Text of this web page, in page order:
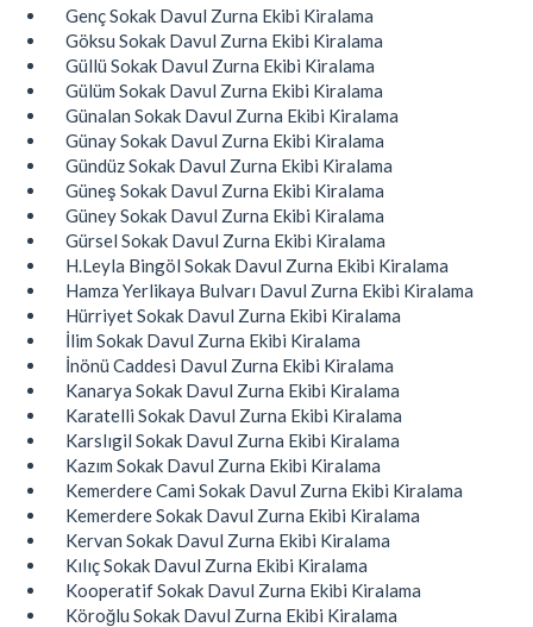
Genç Sokak Davul Zurna Ekibi Kiralama
Göksu Sokak Davul Zurna Ekibi Kiralama
Güllü Sokak Davul Zurna Ekibi Kiralama
Gülüm Sokak Davul Zurna Ekibi Kiralama
Günalan Sokak Davul Zurna Ekibi Kiralama
Günay Sokak Davul Zurna Ekibi Kiralama
Gündüz Sokak Davul Zurna Ekibi Kiralama
Güneş Sokak Davul Zurna Ekibi Kiralama
Güney Sokak Davul Zurna Ekibi Kiralama
Gürsel Sokak Davul Zurna Ekibi Kiralama
H.Leyla Bingöl Sokak Davul Zurna Ekibi Kiralama
Hamza Yerlikaya Bulvarı Davul Zurna Ekibi Kiralama
Hürriyet Sokak Davul Zurna Ekibi Kiralama
İlim Sokak Davul Zurna Ekibi Kiralama
İnönü Caddesi Davul Zurna Ekibi Kiralama
Kanarya Sokak Davul Zurna Ekibi Kiralama
Karatelli Sokak Davul Zurna Ekibi Kiralama
Karslıgil Sokak Davul Zurna Ekibi Kiralama
Kazım Sokak Davul Zurna Ekibi Kiralama
Kemerdere Cami Sokak Davul Zurna Ekibi Kiralama
Kemerdere Sokak Davul Zurna Ekibi Kiralama
Kervan Sokak Davul Zurna Ekibi Kiralama
Kılıç Sokak Davul Zurna Ekibi Kiralama
Kooperatif Sokak Davul Zurna Ekibi Kiralama
Köroğlu Sokak Davul Zurna Ekibi Kiralama